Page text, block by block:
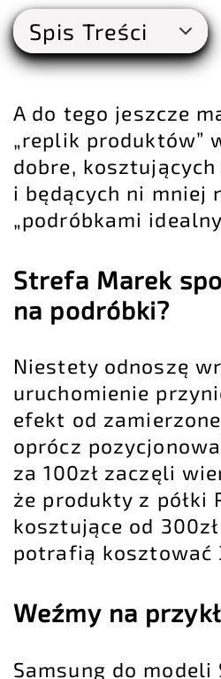
Spis Treści
A do tego jeszcze
„replik produktów”
dobre, kosztujących
i będących ni mniej
„podróbkami
Strefa Marek
na podróbki?
Niestety odnoszę
uruchomienie
efekt od
oprócz
za 100zł zaczęli
że produkty z półki
kosztujące od
potrafią kosztować
Weźmy na
Samsung do modeli